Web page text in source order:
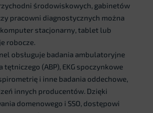
środowiskowych, gabinetów
pracowni diagnostycznych można
stacjonarny, tablet lub
robocze.
obsługuje badania ambulatoryjne
tętniczego (ABP), EKG spoczynkowe
i inne badania oddechowe,
innych producentów. Dzięki
domenowego i SSO, dostępowi